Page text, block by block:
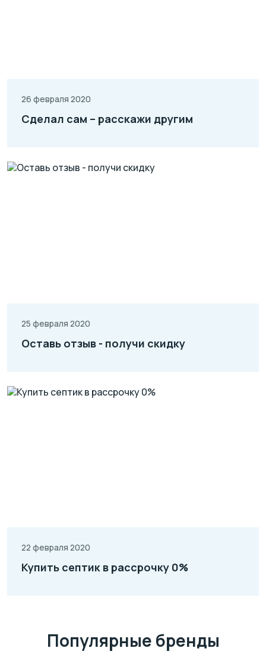
26 февраля 2020
Сделал сам – расскажи другим
25 февраля 2020
Оставь отзыв - получи скидку
22 февраля 2020
Купить септик в рассрочку 0%
Популярные бренды